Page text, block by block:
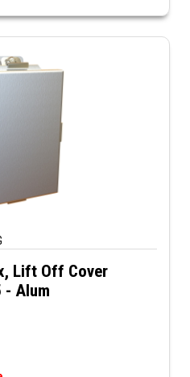
Lift Off Cover
- Alum